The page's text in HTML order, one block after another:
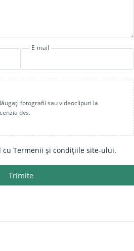
E-mail
fotografii sau videoclipuri la
dvs.
cu Termenii și condițiile site-ului.
Trimite